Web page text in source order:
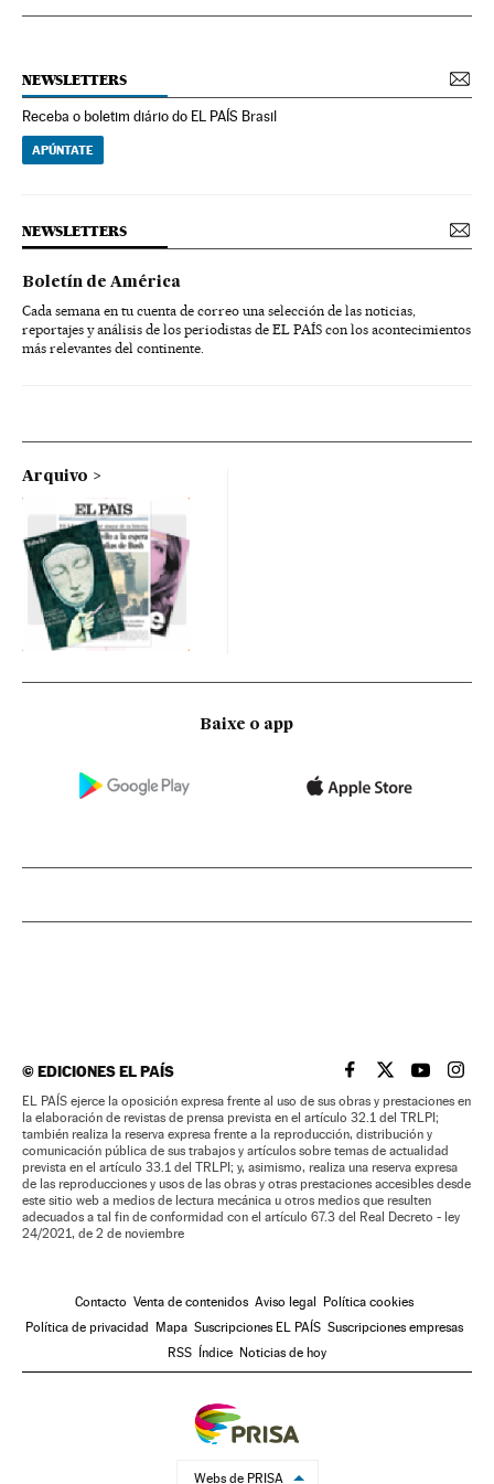
NEWSLETTERS
Receba o boletim diário do EL PAÍS Brasil
APÚNTATE
NEWSLETTERS
Boletín de América
Cada semana en tu cuenta de correo una selección de las noticias,
reportajes y análisis de los periodistas de EL PAÍS con los acontecimientos
más relevantes del continente.
Arquivo
Baixe o app
©EDICIONES EL PAÍS EL PAÍS BRASIL EN
EL PAÍSEL PAÍS
EL
EL PAÍS ejerce la oposición expresa frente al uso de sus obras y prestaciones en
la elaboración de revistas de prensa prevista en el artículo 32.1 del TRLPI;
también realiza la reserva expresa frente a la reproducción, distribución y
comunicación pública de sus trabajos y artículos sobre temas de actualidad
prevista en el artículo 33.1 del TRLPI; y, asimismo, realiza una reserva expresa
de las reproducciones y usos de las obras y otras prestaciones accesibles desde
este sitio web a medios de lectura mecánica u otros medios que resulten
adecuados a tal fin de conformidad con el artículo 67.3 del Real Decreto - ley
24/2021, de 2 de noviembre
Contacto Venta de contenidos Aviso legal Política cookies
Política de privacidad Mapa Suscripciones EL PAÍS Suscripciones empresas
RSS Índice Noticias de hoy
Webs de PRISA